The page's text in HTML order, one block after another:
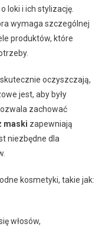
loki i ich stylizację.
wymaga szczególnej
produktów, które
oczyszczają,
jest, aby były
zachować
maski zapewniają
niezbędne dla
kosmetyki, takie jak:
włosów,